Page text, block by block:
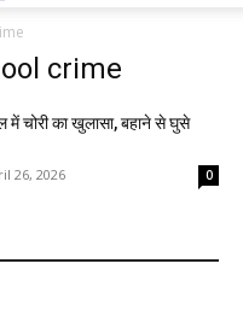
crime
चोरी का खुलासा, बहाने से घुसे
26, 2026 0